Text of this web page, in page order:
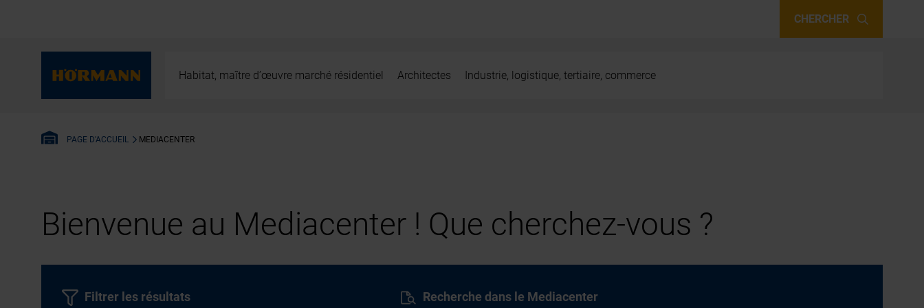
CHERCHER
Habitat, maître d’œuvre marché résidentiel Architectes Industrie, logistique, tertiaire, commerce
PAGE D'ACCUEIL MEDIACENTER
Bienvenue au Mediacenter ! Que cherchez-vous ?
Recherche dans le Mediacenter
Filtrer les résultats